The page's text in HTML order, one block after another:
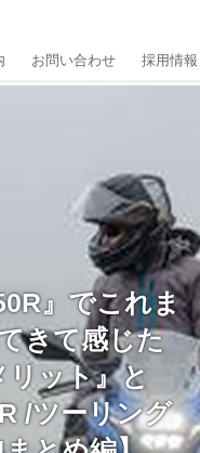
お問い合わせ 採用情報
』でこれま
きて感じた
リット』と
/ツーリング